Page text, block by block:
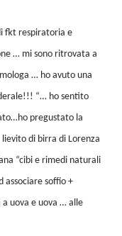
fkt respiratoria e
… mi sono ritrovata a
… ho avuto una
“… ho sentito
pregustato la
di birra di Lorenza
“cibi e rimedi naturali
associare soffio +
a uova e uova … alle